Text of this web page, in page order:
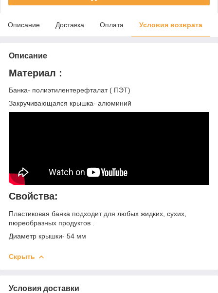
Описание Доставка Оплата Условия возврата
Описание
Материал :
Банка- полиэтилентерефталат ( ПЭТ)
Закручивающаяся крышка- алюминий
Свойства:
Пластиковая банка подходит для любых жидких, сухих,
пюреобразных продуктов ​​​​​.
Диаметр крышки- 54 мм
Скрыть
Условия доставки